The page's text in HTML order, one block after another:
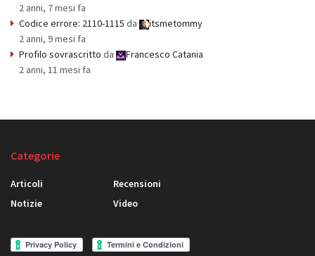
2 anni, 7 mesi fa
Codice errore: 2110-1115 da
itsmetommy
2 anni, 9 mesi fa
Profilo sovrascritto da
Francesco Catania
2 anni, 11 mesi fa
Categorie
Articoli
Notizie
Recensioni
Video